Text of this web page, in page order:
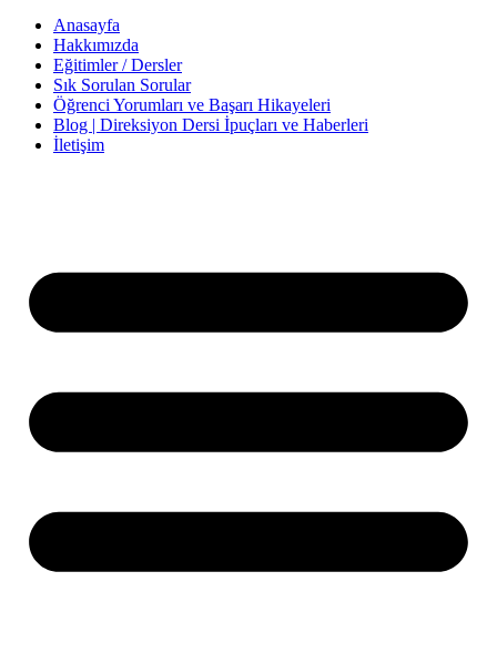
Anasayfa
Hakkımızda
Eğitimler / Dersler
Sık Sorulan Sorular
Öğrenci Yorumları ve Başarı Hikayeleri
Blog | Direksiyon Dersi İpuçları ve Haberleri
İletişim